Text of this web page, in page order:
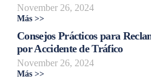
November 26, 2024
Más >>
Consejos Prácticos para
por Accidente de Tráfico
November 26, 2024
Más >>